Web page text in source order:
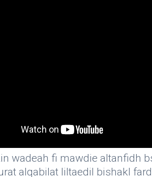
wadeah fi mawdie altanfidh
alqabilat liltaedil bishakl